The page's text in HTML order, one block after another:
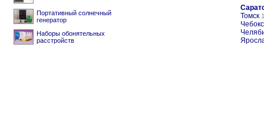
Портативный солнечный
генератор
Наборы обонятельных
расстройств
Томск 1